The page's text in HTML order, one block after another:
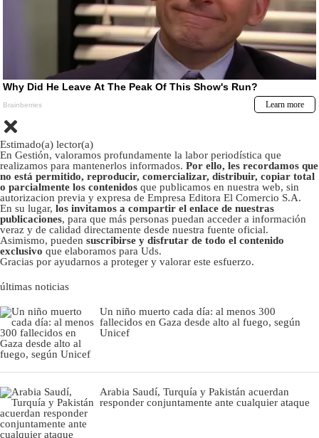
Estimado(a) lector(a)
En Gestión, valoramos profundamente la labor periodística que
realizamos para mantenerlos informados. Por ello, les recordamos que
no está permitido, reproducir, comercializar, distribuir, copiar total
o parcialmente los contenidos que publicamos en nuestra web, sin
autorizacion previa y expresa de Empresa Editora El Comercio S.A.
En su lugar, los invitamos a compartir el enlace de nuestras
publicaciones, para que más personas puedan acceder a información
veraz y de calidad directamente desde nuestra fuente oficial.
Asimismo, pueden suscribirse y disfrutar de todo el contenido
exclusivo que elaboramos para Uds.
Gracias por ayudarnos a proteger y valorar este esfuerzo.
últimas noticias
Un niño muerto cada día: al menos 300
fallecidos en Gaza desde alto al fuego, según
Unicef
Arabia Saudí, Turquía y Pakistán acuerdan
responder conjuntamente ante cualquier ataque